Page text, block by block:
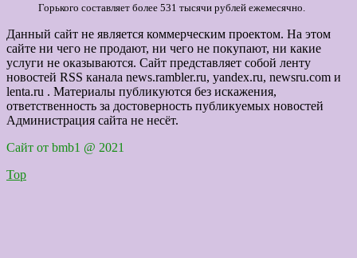
Горького составляет более 531 тысячи рублей ежемесячно.
Данный сайт не является коммерческим проектом. На этом
сайте ни чего не продают, ни чего не покупают, ни какие
услуги не оказываются. Сайт представляет собой ленту
новостей RSS канала news.rambler.ru, yandex.ru, newsru.com и
lenta.ru . Материалы публикуются без искажения,
ответственность за достоверность публикуемых новостей
Администрация сайта не несёт.
Сайт от bmb1 @ 2021
Top